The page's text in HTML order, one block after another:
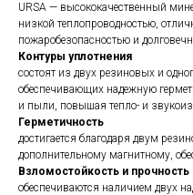
URSA — высококачественный
низкой теплопроводностью,
пожаробезопасностью и
Контуры уплотнения
состоят из двух резиновых и
обеспечивающих надежную
и пыли, повышая тепло- и
Герметичность
достигается благодаря двум
дополнительному магнитному,
Взломостойкость и прочность
обеспечиваются наличием двух